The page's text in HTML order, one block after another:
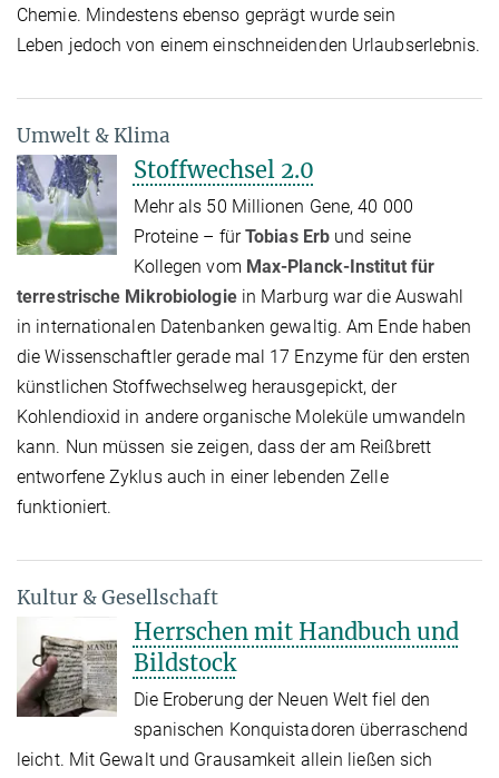
Chemie. Mindestens ebenso geprägt wurde sein
Leben jedoch von einem einschneidenden Urlaubserlebnis.
Umwelt & Klima
Stoffwechsel 2.0
Mehr als 50 Millionen Gene, 40 000
Proteine – fürTobias Erb und seine
Kollegen vom Max-Planck-Institut für
terrestrische Mikrobiologiein Marburg war die Auswahl
in internationalen Datenbanken gewaltig. Am Ende haben
die Wissenschaftler gerade mal 17 Enzyme für den ersten
künstlichen Stoffwechselweg herausgepickt, der
Kohlendioxid in andere organische Moleküle umwandeln
kann. Nun müssen sie zeigen, dass der am Reißbrett
entworfene Zyklus auch in einer lebenden Zelle
funktioniert.
Kultur & Gesellschaft
Herrschen mit Handbuch und
Bildstock
Die Eroberung der Neuen Welt fiel den
spanischen Konquistadoren überraschend
leicht. Mit Gewalt und Grausamkeit allein ließen sich